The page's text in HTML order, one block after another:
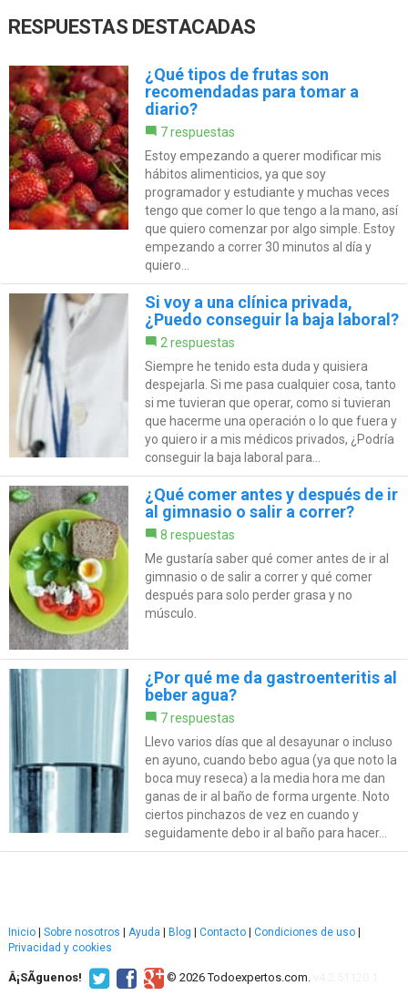
RESPUESTAS DESTACADAS
¿Qué tipos de frutas son
recomendadas para tomar a
diario?
7 respuestas
Estoy empezando a querer modificar mis
hábitos alimenticios, ya que soy
programador y estudiante y muchas veces
tengo que comer lo que tengo a la mano, así
que quiero comenzar por algo simple. Estoy
empezando a correr 30 minutos al día y
quiero...
Si voy a una clínica privada,
¿Puedo conseguir la baja laboral?
2 respuestas
Siempre he tenido esta duda y quisiera
despejarla. Si me pasa cualquier cosa, tanto
si me tuvieran que operar, como si tuvieran
que hacerme una operación o lo que fuera y
yo quiero ir a mis médicos privados, ¿Podría
conseguir la baja laboral para...
¿Qué comer antes y después de ir
al gimnasio o salir a correr?
8 respuestas
Me gustaría saber qué comer antes de ir al
gimnasio o de salir a correr y qué comer
después para solo perder grasa y no
músculo.
¿Por qué me da gastroenteritis al
beber agua?
7 respuestas
Llevo varios días que al desayunar o incluso
en ayuno, cuando bebo agua (ya que noto la
boca muy reseca) a la media hora me dan
ganas de ir al baño de forma urgente. Noto
ciertos pinchazos de vez en cuando y
seguidamente debo ir al baño para hacer...
Inicio | Sobre nosotros | Ayuda | Blog | Contacto | Condiciones de uso |
Privacidad y cookies
Â¡SÃ­guenos! © 2026 Todoexpertos.com.